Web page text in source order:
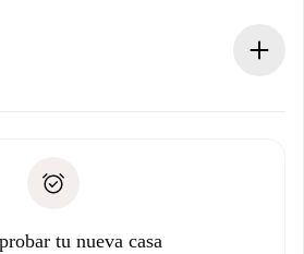
te haremos ningún cargo y te
ningún problema.
tu nueva casa